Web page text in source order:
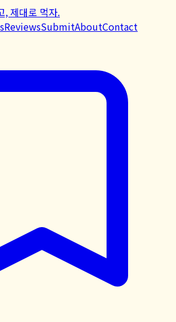
, 제대로 먹자.
ReviewsSubmitAboutContact